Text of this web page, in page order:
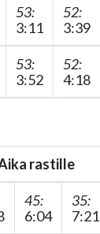
53:
3:11
52:
3:39
53:
3:52
52:
4:18
rastille
45:
6:04
35:
7:21